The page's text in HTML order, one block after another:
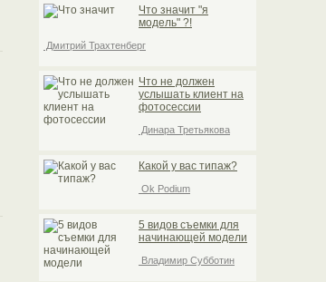
Что значит "я
модель" ?!
Дмитрий Трахтенберг
Что не должен
услышать клиент на
фотосессии
Динара Третьякова
Какой у вас типаж?
Ok Podium
5 видов съемки для
начинающей модели
Владимир Субботин